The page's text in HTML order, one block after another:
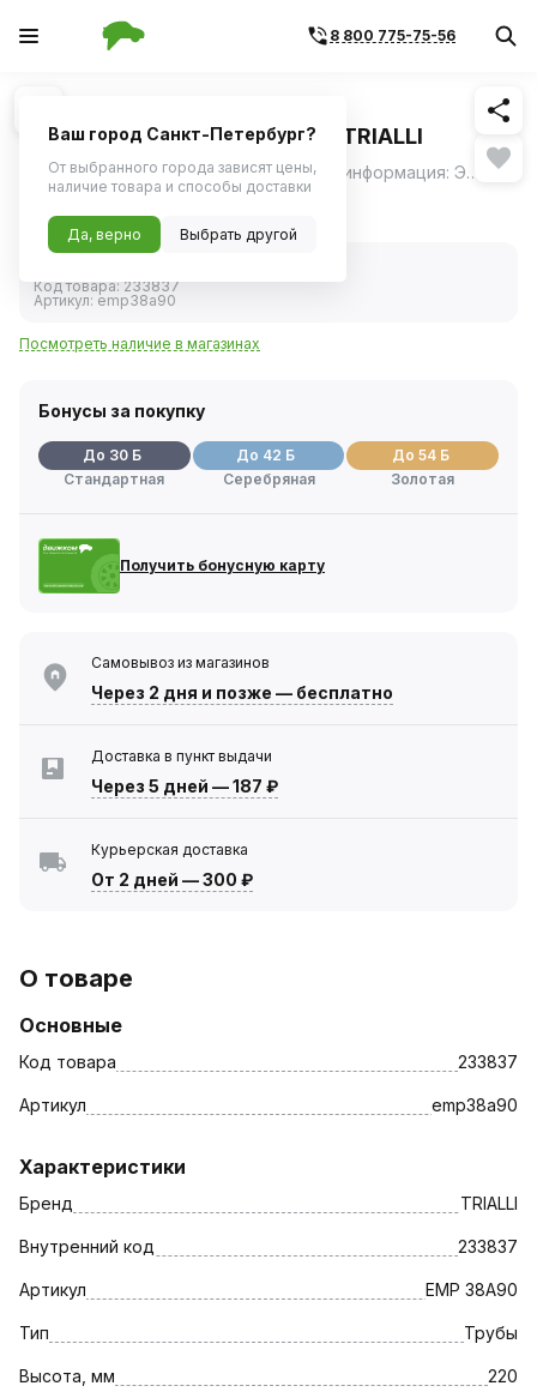
8 800 775-75-56
1/2 Похожие
(алюминизированная сталь) TRIALLI
Материал: 08ПС ОЦ; Дополнительная информация: Этикетка изделия может отличаться от представленной на фото; Диаметр, мм: 38; Длина изделия, мм: 400; Угол: 90; Толщина стенок, мм: 1,5 ещё
Код товара:233837
Артикул: emp38a90
Посмотреть наличие в магазинах
Бонусы за покупку
До 30 Б
Стандартная
До 42 Б
Серебряная
До 54 Б
Золотая
Получить бонусную карту
Самовывоз из магазинов
Через 2 дня и позже — бесплатно
Доставка в пункт выдачи
Через 5 дней —187 ₽
Курьерская доставка
От 2 дней —300 ₽
О товаре
Основные
Код товара 233837
Артикул emp38a90
Характеристики
Бренд TRIALLI
Внутренний код 233837
Артикул EMP 38A90
Тип Трубы
Высота, мм 220
Ваш город Санкт-Петербург?
От выбранного города зависят цены,
наличие товара и способы доставки
Да, верно Выбрать другой